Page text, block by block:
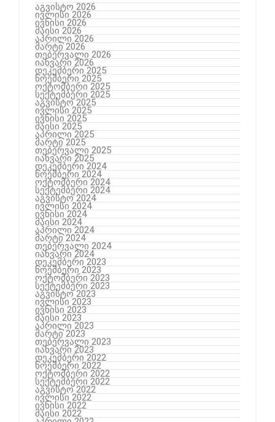
აგვისტო 2026
ივლისი 2026
ივნისი 2026
მაისი 2026
აპრილი 2026
მარტი 2026
თებერვალი 2026
იანვარი 2026
დეკემბერი 2025
ნოემბერი 2025
ოქტომბერი 2025
სექტემბერი 2025
აგვისტო 2025
ივლისი 2025
ივნისი 2025
მაისი 2025
აპრილი 2025
მარტი 2025
თებერვალი 2025
იანვარი 2025
დეკემბერი 2024
ნოემბერი 2024
ოქტომბერი 2024
სექტემბერი 2024
აგვისტო 2024
ივლისი 2024
ივნისი 2024
მაისი 2024
აპრილი 2024
მარტი 2024
თებერვალი 2024
იანვარი 2024
დეკემბერი 2023
ნოემბერი 2023
ოქტომბერი 2023
სექტემბერი 2023
აგვისტო 2023
ივლისი 2023
ივნისი 2023
მაისი 2023
აპრილი 2023
მარტი 2023
თებერვალი 2023
იანვარი 2023
დეკემბერი 2022
ნოემბერი 2022
ოქტომბერი 2022
სექტემბერი 2022
აგვისტო 2022
ივლისი 2022
ივნისი 2022
მაისი 2022